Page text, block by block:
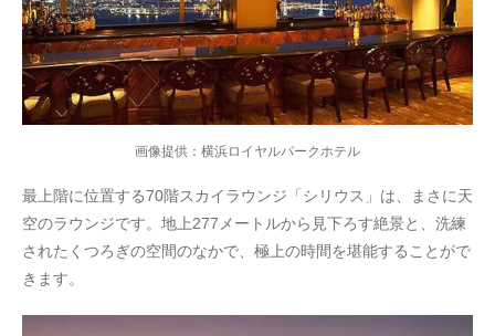
画像提供：横浜ロイヤルパークホテル
最上階に位置する70階スカイラウンジ「シリウス」は、まさに天
空のラウンジです。地上277メートルから見下ろす絶景と、洗練
されたくつろぎの空間のなかで、極上の時間を堪能することがで
きます。